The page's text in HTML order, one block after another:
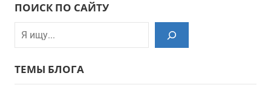
ПОИСК ПО САЙТУ
Поиск
ТЕМЫ БЛОГА